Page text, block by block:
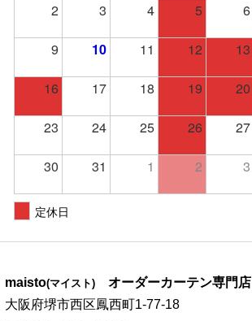
2 3 4 5 6
9 10 11 12 13
16 17 18 19 20
23 24 25 26 27
30 31 1 2 3
定休日
maisto(マイスト) オーダーカーテン専門店
大阪府堺市西区鳳西町1-77-18